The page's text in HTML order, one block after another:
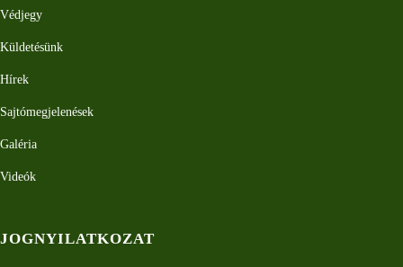
Védjegy
Küldetésünk
Hírek
Sajtómegjelenések
Galéria
Videók
JOGNYILATKOZAT